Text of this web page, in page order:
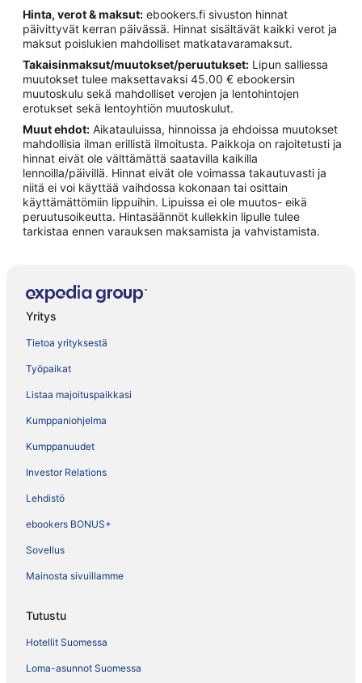
Hinta, verot & maksut: ebookers.fi sivuston hinnat
päivittyvät kerran päivässä. Hinnat sisältävät kaikki verot ja
maksut poislukien mahdolliset matkatavaramaksut.
Takaisinmaksut/muutokset/peruutukset: Lipun salliessa
muutokset tulee maksettavaksi 45.00 € ebookersin
muutoskulu sekä mahdolliset verojen ja lentohintojen
erotukset sekä lentoyhtiön muutoskulut.
Muut ehdot: Aikatauluissa, hinnoissa ja ehdoissa muutokset
mahdollisia ilman erillistä ilmoitusta. Paikkoja on rajoitetusti ja
hinnat eivät ole välttämättä saatavilla kaikilla
lennoilla/päivillä. Hinnat eivät ole voimassa takautuvasti ja
niitä ei voi käyttää vaihdossa kokonaan tai osittain
käyttämättömiin lippuihin. Lipuissa ei ole muutos- eikä
peruutusoikeutta. Hintasäännöt kullekkin lipulle tulee
tarkistaa ennen varauksen maksamista ja vahvistamista.
Yritys
Tietoa yrityksestä
Työpaikat
Listaa majoituspaikkasi
Kumppaniohjelma
Kumppanuudet
Investor Relations
Lehdistö
ebookers BONUS+
Sovellus
Mainosta sivuillamme
Tutustu
Hotellit Suomessa
Loma-asunnot Suomessa